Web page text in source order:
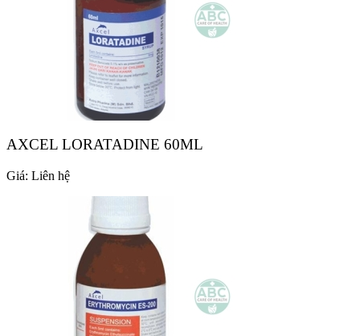
AXCEL LORATADINE 60ML
Giá: Liên hệ